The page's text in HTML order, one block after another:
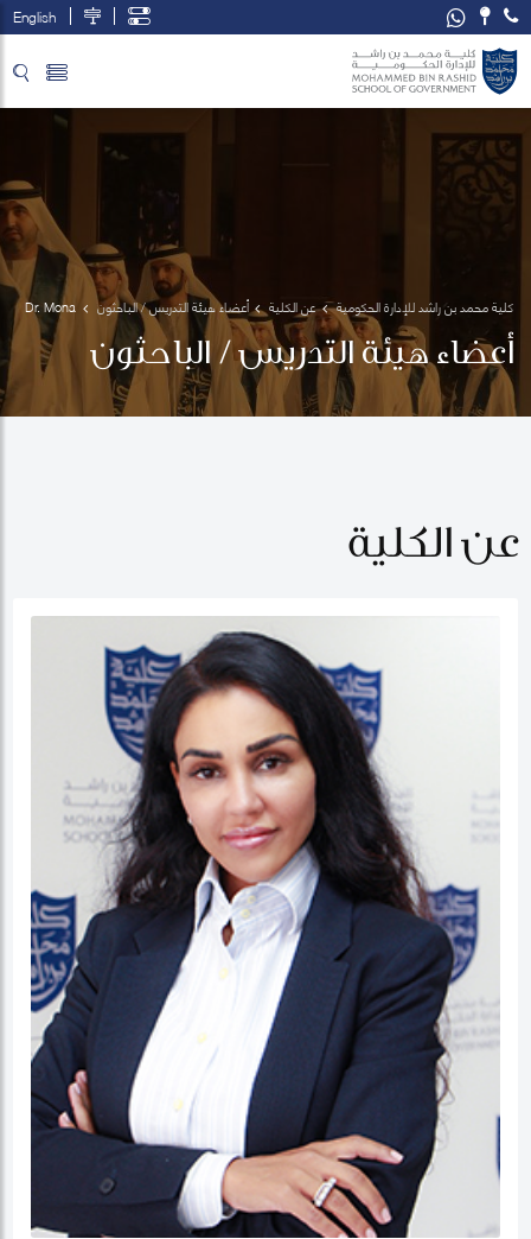
English
كلية محمد بن راشد للإدارة الحكومية عن الكلية أعضاء هيئة التدريس / الباحثون
Sholkamy
أعضاء هيئة التدريس / الباحثون
عن الكلية